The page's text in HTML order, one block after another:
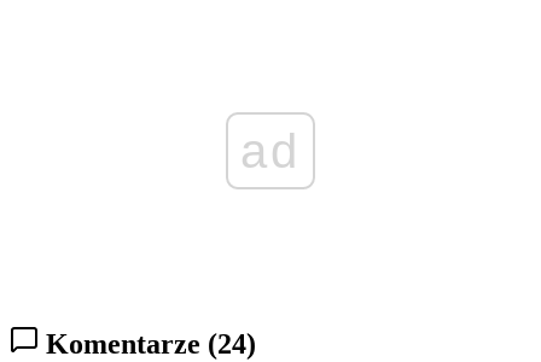
ad
Komentarze (24)